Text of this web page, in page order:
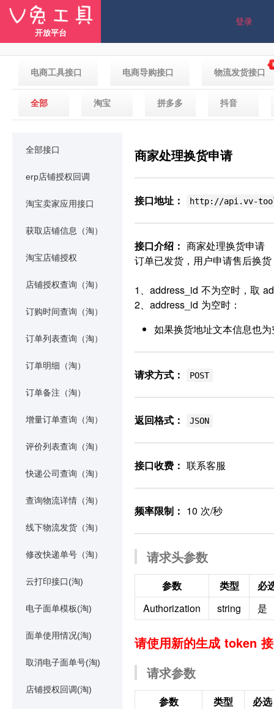
开放平台
登录
电商工具接口 电商导购接口 物流发货接口
全部 淘宝 拼多多 抖音
全部接口
erp店铺授权回调
淘宝卖家应用接口
获取店铺信息（淘）
淘宝店铺授权
店铺授权查询（淘）
订购时间查询（淘）
订单列表查询（淘）
订单明细（淘）
订单备注（淘）
增量订单查询（淘）
评价列表查询（淘）
快递公司查询（淘）
查询物流详情（淘）
线下物流发货（淘）
修改快递单号（淘）
云打印接口(淘)
电子面单模板(淘)
面单使用情况(淘)
取消电子面单号(淘)
店铺授权回调(淘)
商家处理换货申请
接口地址： http://api.vv-
接口介绍： 商家处理换货申请
订单已发货，用户申请售后换
1、address_id 不为空时，取
2、address_id 为空时：
如果换货地址文本信息也
请求方式： POST
返回格式： JSON
接口收费： 联系客服
频率限制： 10 次/秒
请求头参数
参数 类型
必
Authorization
string 是
请使用新的生成 token
请求参数
参数 类型
必选